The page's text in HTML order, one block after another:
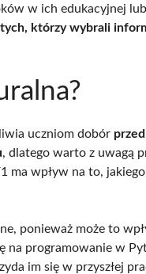
w ich edukacyjnej
którzy wybrali
uczniom dobór
, dlatego warto z uwagą
ma wpływ na to,
ponieważ może to
na programowanie w
im się w przyszłej